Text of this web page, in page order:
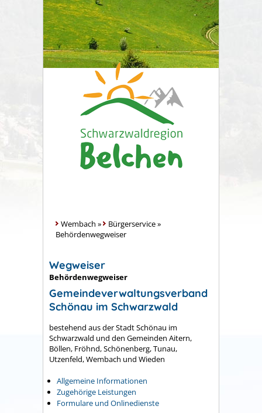
Wembach » Bürgerservice»
Behördenwegweiser
Wegweiser
Behördenwegweiser
Gemeindeverwaltungsverband
Schönau im Schwarzwald
bestehend aus der Stadt Schönau im
Schwarzwald und den Gemeinden Aitern,
Böllen, Fröhnd, Schönenberg, Tunau,
Utzenfeld, Wembach und Wieden
Allgemeine Informationen
Zugehörige Leistungen
Formulare und Onlinedienste